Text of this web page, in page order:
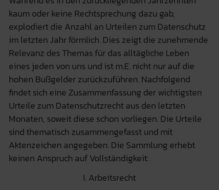
kaum oder keine Rechtsprechung dazu gab,
explodiert die Anzahl an Urteilen zum Datenschutz
im letzten Jahr förmlich. Dies zeigt die zunehmende
Relevanz des Themas für das alltägliche Leben
eines jeden von uns und ist m.E. nicht nur auf die
hohen Bußgelder zurückzuführen. Nachfolgend
findet sich eine Zusammenfassung der wichtigsten
Urteile zum Datenschutzrecht aus den letzten
Monaten, soweit diese schon vorliegen. Die Urteile
sind thematisch zusammengefasst und mit
Aktenzeichen angegeben. Die Sammlung erhebt
keinen Anspruch auf Vollständigkeit:
I. Arbeitsrecht